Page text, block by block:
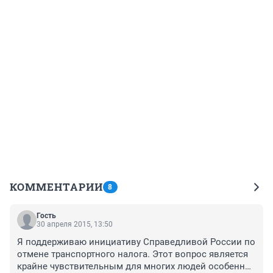
КОММЕНТАРИИ 8
Гость
30 апреля 2015, 13:50
Я поддерживаю инициативу Справедливой России по
отмене транспортного налога. Этот вопрос является
крайне чувствительным для многих людей особенно